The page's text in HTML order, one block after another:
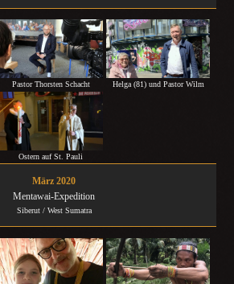
Pastor Thorsten Schacht Helga (81) und Pastor Wilm
Ostern auf St. Pauli
März 2020
Mentawai-Expedition
Siberut / West Sumatra